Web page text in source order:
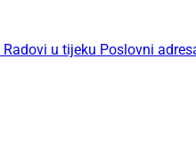
Radovi u tijeku Poslovni